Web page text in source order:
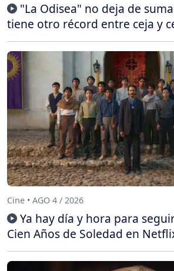
"La Odisea" no deja de
tiene otro récord entre ceja y
Cine • AGO 4 / 2026
Ya hay día y hora para
Cien Años de Soledad en